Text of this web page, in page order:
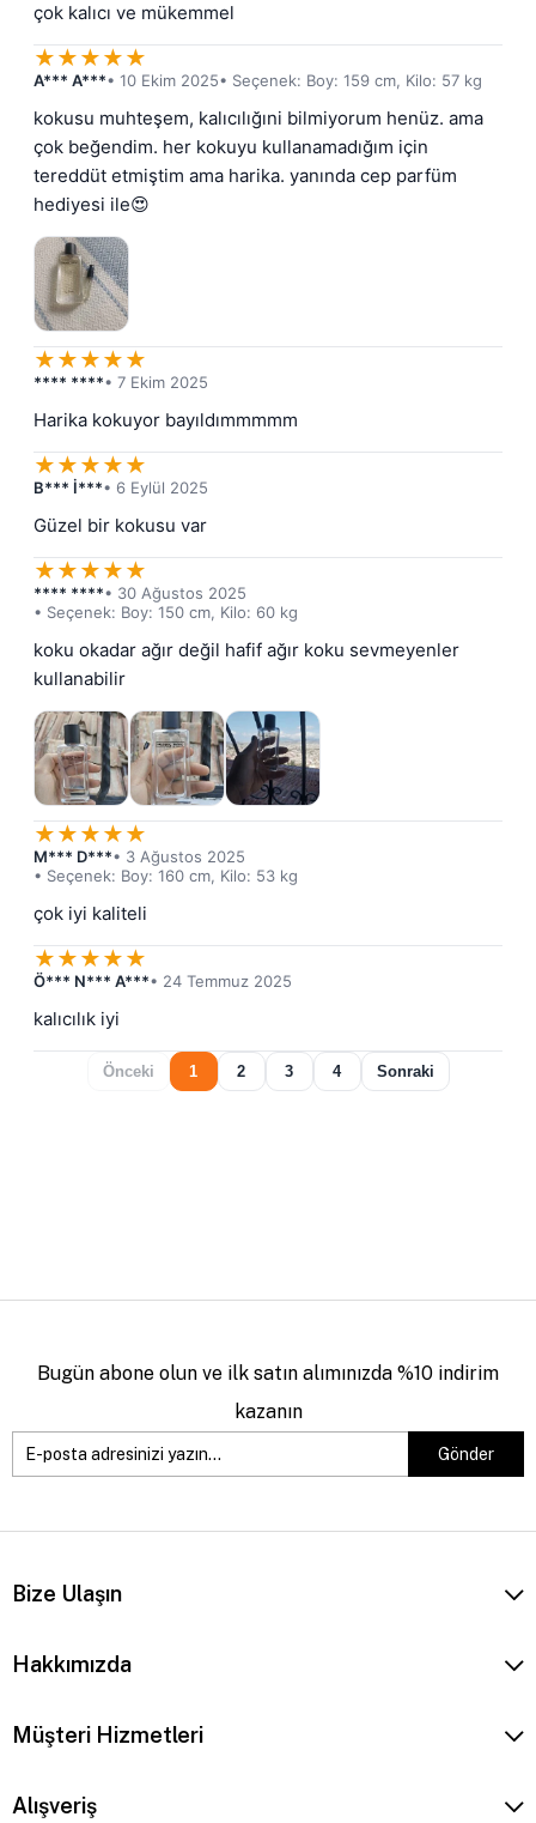
çok kalıcı ve mükemmel
★★★★★
A*** A***• 10 Ekim 2025• Seçenek: Boy: 159 cm, Kilo: 57 kg
kokusu muhteşem, kalıcılığıni bilmiyorum henüz. ama
çok beğendim. her kokuyu kullanamadığım için
tereddüt etmiştim ama harika. yanında cep parfüm
hediyesi ile😍
★★★★★
**** ****• 7 Ekim 2025
Harika kokuyor bayıldımmmmm
★★★★★
B*** İ***• 6 Eylül 2025
Güzel bir kokusu var
★★★★★
**** ****• 30 Ağustos 2025
• Seçenek: Boy: 150 cm, Kilo: 60 kg
koku okadar ağır değil hafif ağır koku sevmeyenler
kullanabilir
★★★★★
M*** D***• 3 Ağustos 2025
• Seçenek: Boy: 160 cm, Kilo: 53 kg
çok iyi kaliteli
★★★★★
Ö*** N*** A***• 24 Temmuz 2025
kalıcılık iyi
Önceki 1 2 3 4 Sonraki
Bugün abone olun ve ilk satın alımınızda %10 indirim
kazanın
Gönder
Bize Ulaşın
Hakkımızda
Müşteri Hizmetleri
Alışveriş